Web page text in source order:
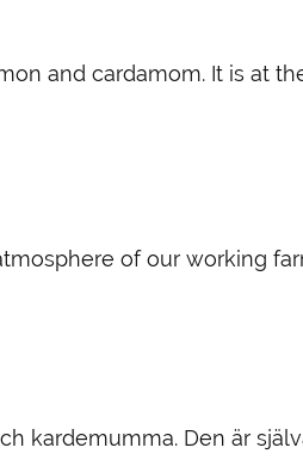
and cardamom. It is at
of our working
kardemumma. Den är